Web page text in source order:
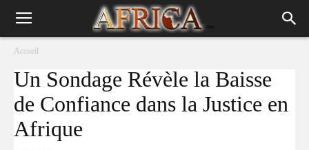
Accueil
Un Sondage Révèle la Baisse
de Confiance dans la Justice en
Afrique